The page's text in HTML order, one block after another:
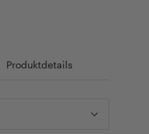
Produktdetails